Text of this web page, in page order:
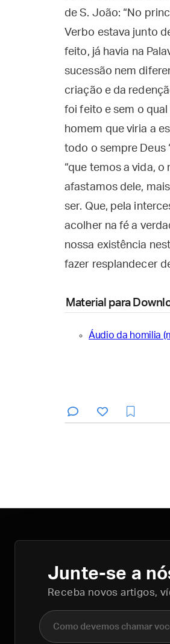
de S. João: “No
Verbo estava junto
feito, já havia na
sucessão nem
criação e da
foi feito e sem o
homem que viria a
todo o sempre Deus
“que temos a vida, o
afastamos dele,
ser. Que, pela
acolher na fé a
nossa existência
fazer resplandecer
Material para
Áudio da homilia
Junte-se a
Receba novos artigos,
Nome completo